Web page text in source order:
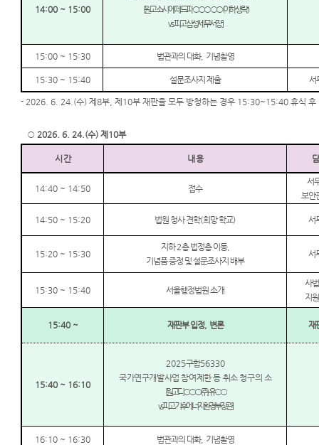
14:00 ~ 15:00 원고 소시에떼 드 파○○○○○(이하 생략)
vs.피고 삼성세무서장]
15:00 ~ 15:30 법관과의 대화, 기념촬영
15:30 ~ 15:40 설문조사지 제출 서
- 2026. 6. 24.(수) 제8부, 제10부 재판을 모두 방청하는 경우 15:30~15:40 휴식 후
○ 2026. 6. 24.(수) 제10부
시 간 내 용
14:40 ~ 14:50 접수
서
보안
14:50 ~ 15:20 법원 청사 견학(희망 학교) 서
15:20 ~ 15:30
지하2층 법정층 이동,
기념품 증정 및 설문조사지 배부
서
15:30 ~ 15:40 서울행정법원 소개
사
지
15:40 ~ 재판부 입정, 변론 재
15:40 ~ 16:10
2025구합56330
국가연구개발사업 참여제한 등 취소 청구의 소
원고 디○○○(주),유○○
vs.피고 기후에너지환경부장관]
16:10 ~ 16:30 법관과의 대화, 기념촬영